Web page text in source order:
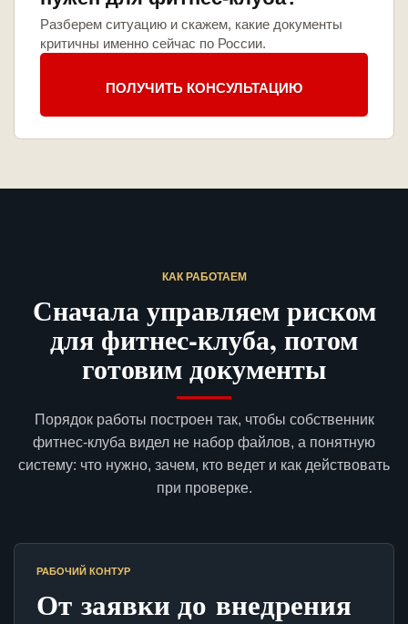
Разберем ситуацию и скажем, какие документы
критичны именно сейчас по России.
ПОЛУЧИТЬ КОНСУЛЬТАЦИЮ
КАК РАБОТАЕМ
Сначала управляем риском
для фитнес-клуба, потом
готовим документы
Порядок работы построен так, чтобы собственник
фитнес-клуба видел не набор файлов, а понятную
систему: что нужно, зачем, кто ведет и как действовать
при проверке.
РАБОЧИЙ КОНТУР
От заявки до внедрения